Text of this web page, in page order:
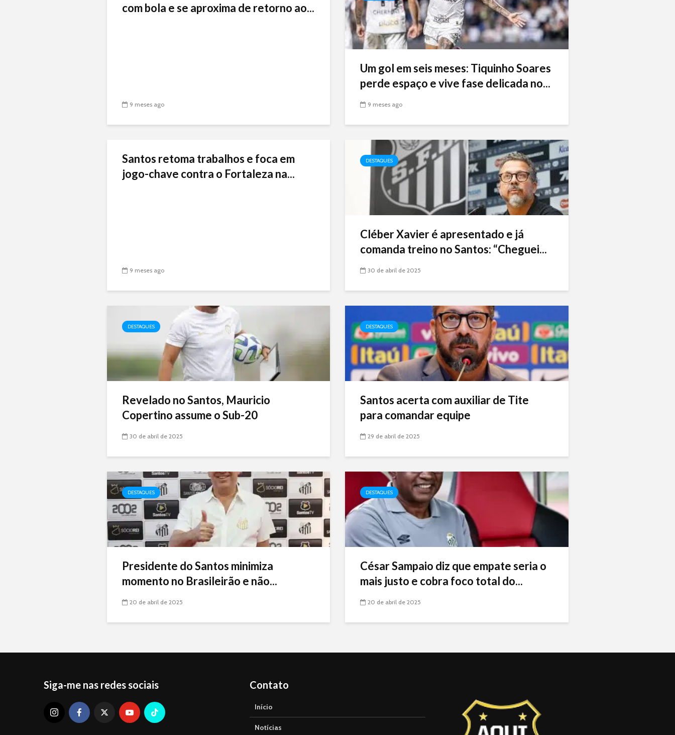
com bola e se aproxima de retorno ao...
9 meses ago
Um gol em seis meses: Tiquinho Soares
perde espaço e vive fase delicada no...
9 meses ago
Santos retoma trabalhos e foca em
jogo-chave contra o Fortaleza na...
9 meses ago
DESTAQUES
Cléber Xavier é apresentado e já
comanda treino no Santos: “Cheguei...
30 de abril de 2025
DESTAQUES
Revelado no Santos, Mauricio
Copertino assume o Sub-20
30 de abril de 2025
DESTAQUES
Santos acerta com auxiliar de Tite
para comandar equipe
29 de abril de 2025
DESTAQUES
Presidente do Santos minimiza
momento no Brasileirão e não...
20 de abril de 2025
DESTAQUES
César Sampaio diz que empate seria o
mais justo e cobra foco total do...
20 de abril de 2025
Siga-me nas redes sociais Contato
Início
Notícias